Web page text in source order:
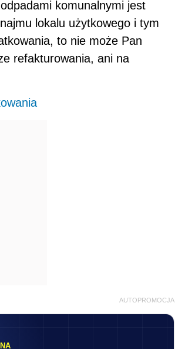
komunalnymi jest
lokalu użytkowego i tym
to nie może Pan
refakturowania, ani na
AUTOPROMOCJA